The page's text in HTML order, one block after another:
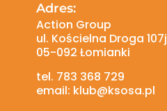
Adres:
Action Group
ul. Kościelna Droga 107j
05-092 Łomianki
tel. 783 368 729
email: klub@ksosa.pl